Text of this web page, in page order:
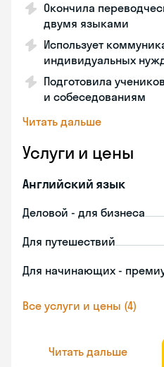
Окончила
двумя языками
Использует
индивидуальных
Подготовила
и собеседованиям
Читать дальше
Услуги и цены
Английский язык
Деловой - для бизнеса
Для путешествий
Для начинающих -
Все услуги и цены (4)
Читать дальше